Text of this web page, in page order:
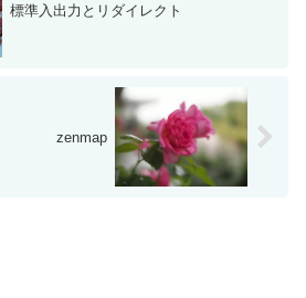
標準入出力とリダイレクト
zenmap